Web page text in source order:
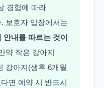
경험에 따라
보호자 입장에서는
안내를 따르는 것이
약 작은 강아지
강아지(생후 6개월
면 예약 시 반드시